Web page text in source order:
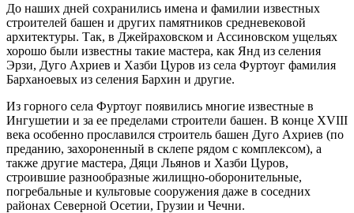
До наших дней сохранились имена и фамилии известных
строителей башен и других памятников средневековой
архитектуры. Так, в Джейраховском и Ассиновском ущельях
хорошо были известны такие мастера, как Янд из селения
Эрзи, Дуго Ахриев и Хазби Цуров из села Фуртоуг фамилия
Барханоевых из селения Бархин и другие.
Из горного села Фуртоуг появились многие известные в
Ингушетии и за ее пределами строители башен. В конце XVIII
века особенно прославился строитель башен Дуго Ахриев (по
преданию, захороненный в склепе рядом с комплексом), а
также другие мастера, Дяци Льянов и Хазби Цуров,
строившие разнообразные жилищно-оборонительные,
погребальные и культовые сооружения даже в соседних
районах Северной Осетии, Грузии и Чечни.